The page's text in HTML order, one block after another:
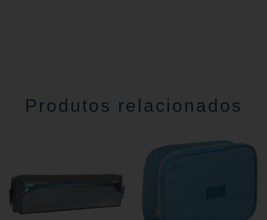
Produtos relacionados